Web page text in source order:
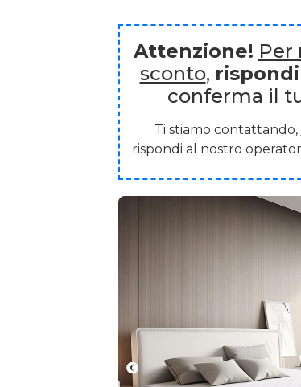
Attenzione! Per
sconto,
conferma il
Ti stiamo contattando,
rispondi al nostro